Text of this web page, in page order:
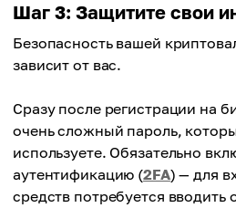
Шаг 3: Защитите свои
Безопасность вашей
зависит от вас.
Сразу после регистрации на
очень сложный пароль,
используете. Обязательно
аутентификацию (2FA) — для
средств потребуется